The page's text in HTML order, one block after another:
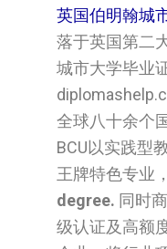
英国伯明翰城
落于英国第二
城市大学‌‌‌‌‌毕业
全球八十余个
BCU以实践型
王牌特色专业
degree. 同时
级认证及高额